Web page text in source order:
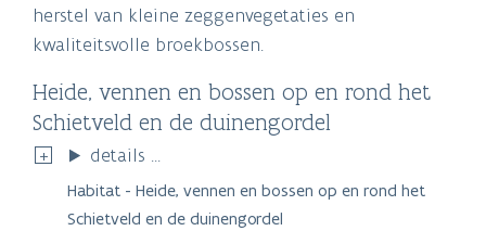
herstel van kleine zeggenvegetaties en
kwaliteitsvolle broekbossen.
Heide, vennen en bossen op en rond het
Schietveld en de duinengordel
details ...
Habitat - Heide, vennen en bossen op en rond het
Schietveld en de duinengordel